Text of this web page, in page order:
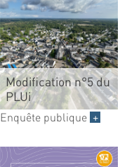
Modification n°5 du
PLUi
Enquête publique +